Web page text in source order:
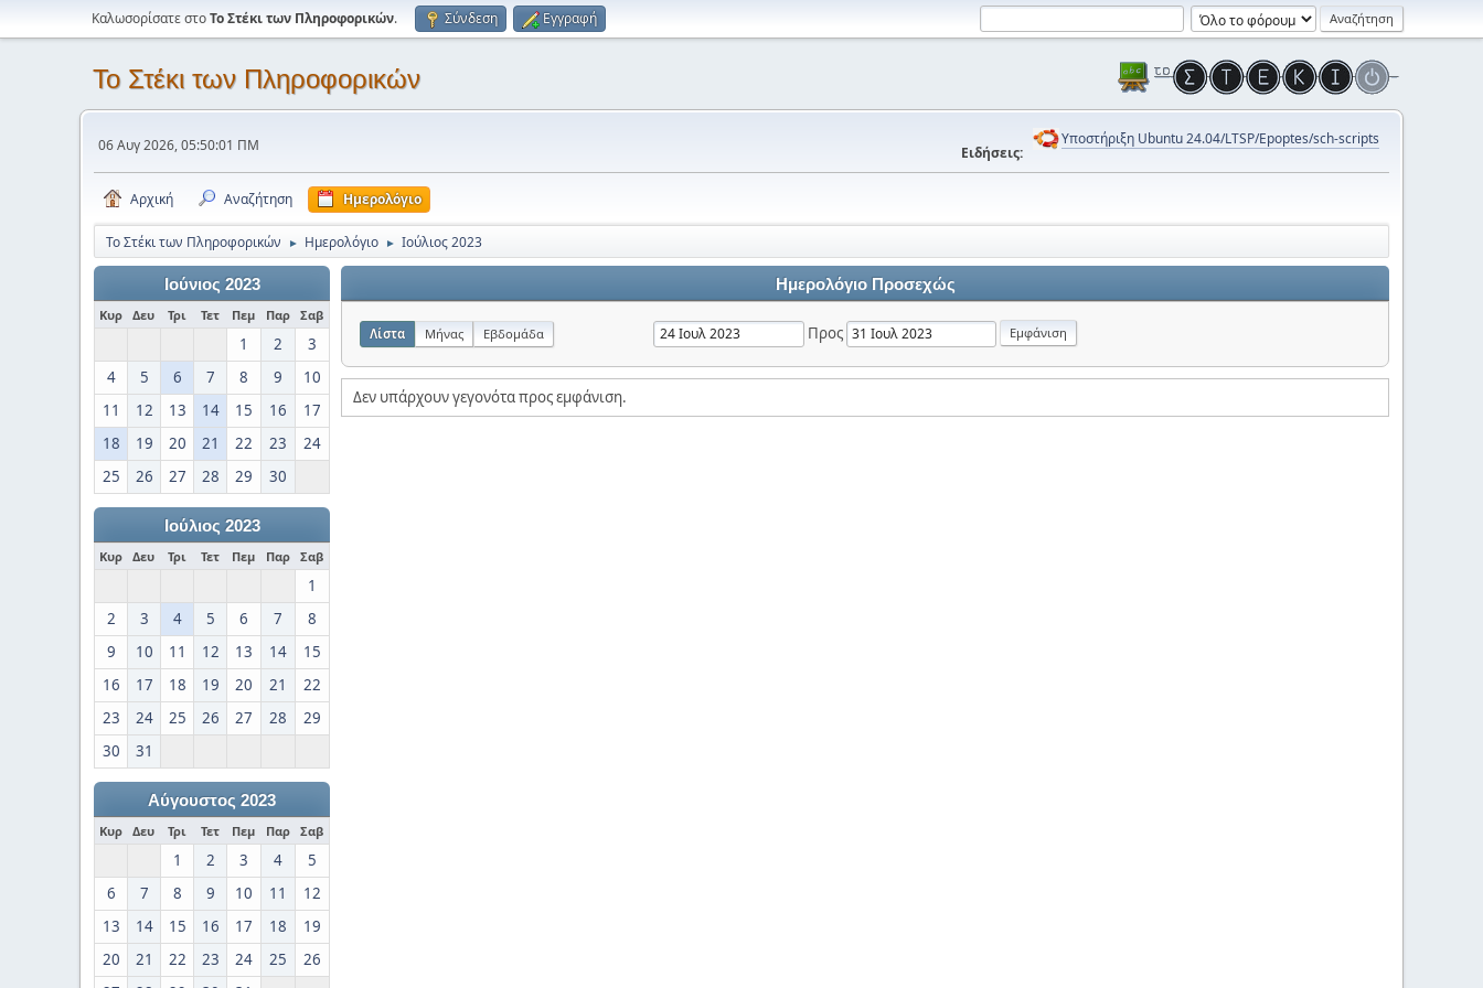
Καλωσορίσατε στοΤο Στέκι των Πληροφορικών. Σύνδεση Εγγραφή
Το Στέκι των Πληροφορικών
06 Αυγ 2026, 05:50:01 ΠΜ Ειδήσεις:
Υποστήριξη Ubuntu 24.04/LTSP/Epoptes/sch-scripts
Αρχική Αναζήτηση Ημερολόγιο
Το Στέκι των Πληροφορικών ► Ημερολόγιο ► Ιούλιος 2023
Ιούνιος 2023
Κυρ Δευ Τρι Τετ Πεμ Παρ Σαβ
1 2
3
4
5 6 7 8 9
10
11
12 13 14 15 16
17
18
19 20 21 22 23
24
25
26 27 28 29 30
Ιούλιος 2023
Κυρ Δευ Τρι Τετ Πεμ Παρ Σαβ
1
2
3 4 5 6 7
8
9
10 11 12 13 14
15
16
17 18 19 20 21
22
23
24 25 26 27 28
29
30
31
Αύγουστος 2023
Κυρ Δευ Τρι Τετ Πεμ Παρ Σαβ
1 2 3 4
5
6
7 8 9 10 11
12
13
14 15 16 17 18
19
20
21 22 23 24 25
26
Ημερολόγιο Προσεχώς
Λίστα Μήνας Εβδομάδα Προς
Δεν υπάρχουν γεγονότα προς εμφάνιση.